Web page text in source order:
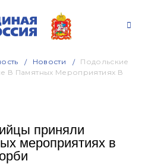
Новости
Подольские
В Памятных Мероприятиях В
приняли
мероприятиях в